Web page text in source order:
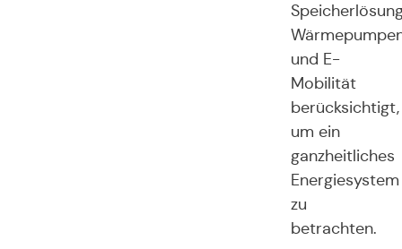
und E-
Mobilität
berücksichtigt,
um ein
ganzheitliches
Energiesystem
zu
betrachten.